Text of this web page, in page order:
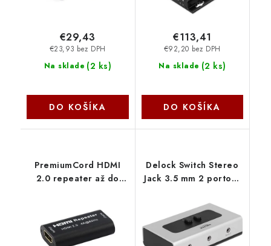
Na sklade (2 ks)
€23,93 bez DPH
€29,43
DO KOŠÍKA
Na sklade (2 ks)
€92,20 bez DPH
€113,41
DO KOŠÍKA
PremiumCord HDMI
2.0 repeater až do
Delock Switch Stereo
Jack 3.5 mm 2 portový
87699 DeLock